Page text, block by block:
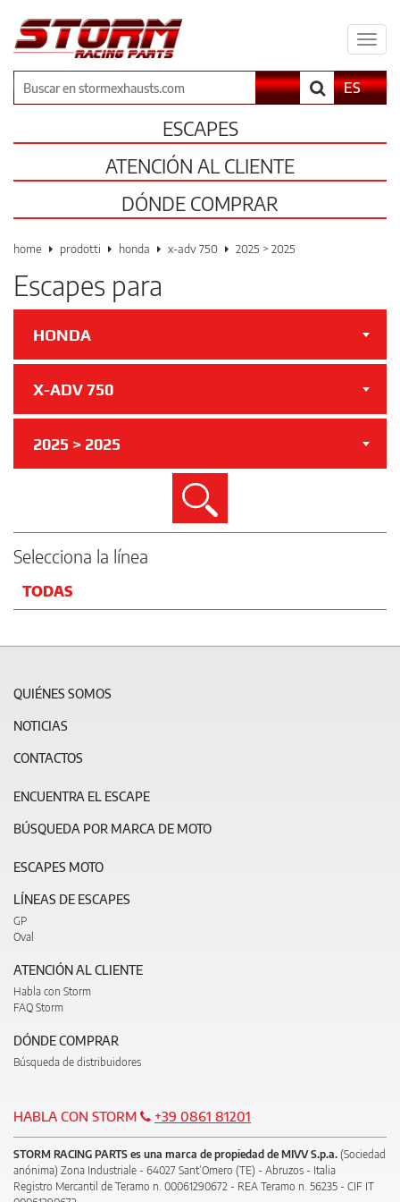
il
Buscar
ES
ESCAPES
ATENCIÓN AL CLIENTE
DÓNDE COMPRAR
home prodotti honda x-adv 750 2025 > 2025
Escapes para
HONDA
X-ADV 750
2025 > 2025
Buscar
Selecciona la línea
TODAS
QUIÉNES SOMOS
NOTICIAS
CONTACTOS
ENCUENTRA EL ESCAPE
BÚSQUEDA POR MARCA DE MOTO
ESCAPES MOTO
LÍNEAS DE ESCAPES
GP
Oval
ATENCIÓN AL CLIENTE
Habla con Storm
FAQ Storm
DÓNDE COMPRAR
Búsqueda de distribuidores
HABLA CON STORM +39 0861 81201
STORM RACING PARTS es una marca de propiedad de MIVV S.p.a. (Sociedad
anónima) Zona Industriale - 64027 Sant’Omero (TE) - Abruzos - Italia
Registro Mercantil de Teramo n. 00061290672 - REA Teramo n. 56235 - CIF IT